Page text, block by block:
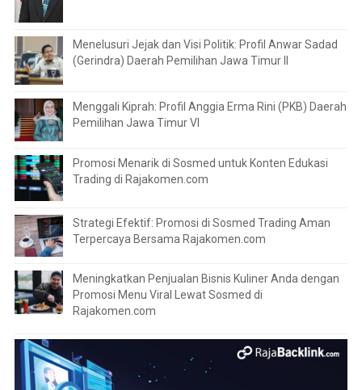
Menelusuri Jejak dan Visi Politik: Profil Anwar Sadad
(Gerindra) Daerah Pemilihan Jawa Timur II
Menggali Kiprah: Profil Anggia Erma Rini (PKB) Daerah
Pemilihan Jawa Timur VI
Promosi Menarik di Sosmed untuk Konten Edukasi
Trading di Rajakomen.com
Strategi Efektif: Promosi di Sosmed Trading Aman
Terpercaya Bersama Rajakomen.com
Meningkatkan Penjualan Bisnis Kuliner Anda dengan
Promosi Menu Viral Lewat Sosmed di
Rajakomen.com